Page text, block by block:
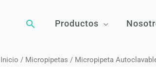
BuscarProductos
Inicio / Micropipetas / Micropipeta